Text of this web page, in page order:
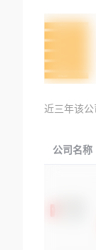
近三年该
公司名称